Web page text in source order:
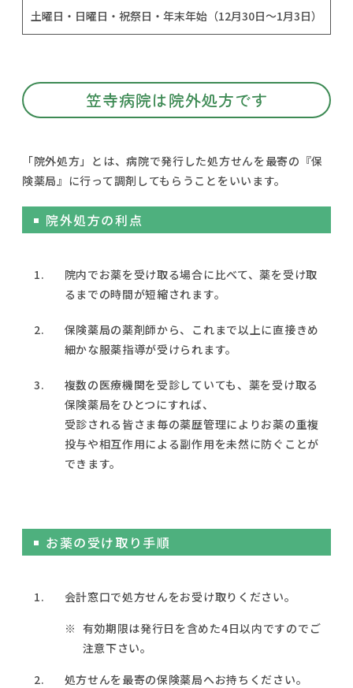
土曜日・日曜日・祝祭日・年末年始（12月30日～1月3日）
笠寺病院は院外処方です
「院外処方」とは、病院で発行した処方せんを最寄の『保
険薬局』に行って調剤してもらうことをいいます。
院外処方の利点
1.
院内でお薬を受け取る場合に比べて、薬を受け取
るまでの時間が短縮されます。
2.
保険薬局の薬剤師から、これまで以上に直接きめ
細かな服薬指導が受けられます。
3.
複数の医療機関を受診していても、薬を受け取る
保険薬局をひとつにすれば、
受診される皆さま毎の薬歴管理によりお薬の重複
投与や相互作用による副作用を未然に防ぐことが
できます。
お薬の受け取り手順
1.
会計窓口で処方せんをお受け取りください。
有効期限は発行日を含めた4日以内ですのでご
注意下さい。
2.
処方せんを最寄の保険薬局へお持ちください。